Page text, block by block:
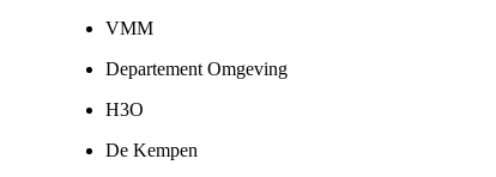
VMM
Departement Omgeving
H3O
De Kempen